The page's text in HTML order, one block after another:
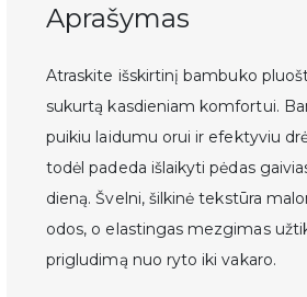
Aprašymas
Atraskite išskirtinį bambuko
sukurtą kasdieniam komfortui.
puikiu laidumu orui ir efektyviu
todėl padeda išlaikyti pėdas
dieną. Švelni, šilkinė tekstūra
odos, o elastingas mezgimas
prigludimą nuo ryto iki vakaro.
užsakymui.
Prisijunk ir pirmas sužinok apie
pasiūlymus.
Email